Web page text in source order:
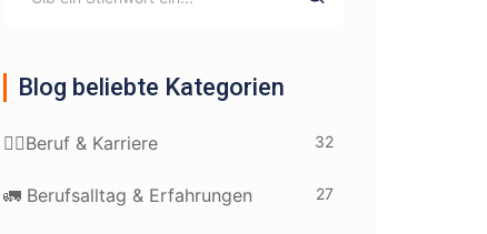
Blog beliebte Kategorien
👷‍♂️Beruf & Karriere 32
🚛 Berufsalltag & Erfahrungen 27